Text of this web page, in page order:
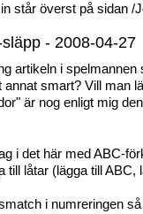
står överst på sidan /
- 2008-04-27
artikeln i
annat smart? Vill man
är nog enligt mig
i det här med ABC-
till låtar (lägga till ABC,
i numreringen